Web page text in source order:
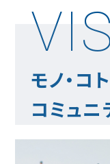
モノ・コ
コミュニ